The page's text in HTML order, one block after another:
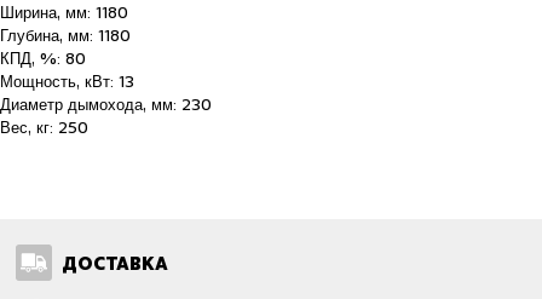
Ширина, мм: 1180
Глубина, мм: 1180
КПД, %: 80
Мощность, кВт: 13
Диаметр дымохода, мм: 230
Вес, кг: 250
ДОСТАВКА